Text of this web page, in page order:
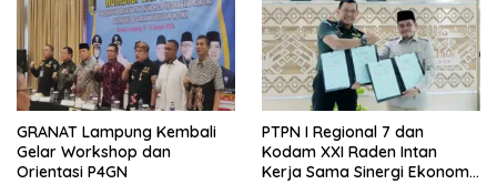
GRANAT Lampung Kembali
Gelar Workshop dan
Orientasi P4GN
PTPN I Regional 7 dan
Kodam XXI Raden Intan
Kerja Sama Sinergi Ekonomi